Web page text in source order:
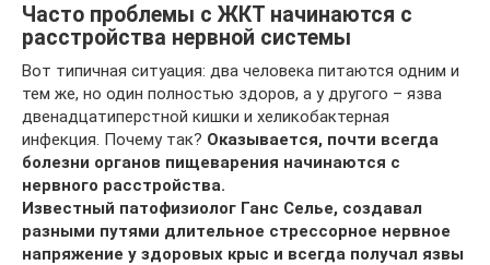
Часто проблемы с ЖКТ начинаются с
расстройства нервной системы
Вот типичная ситуация: два человека питаются одним и
тем же, но один полностью здоров, а у другого – язва
двенадцатиперстной кишки и хеликобактерная
инфекция. Почему так? Оказывается, почти всегда
болезни органов пищеварения начинаются с
нервного расстройства.
Известный патофизиолог Ганс Селье, создавал
разными путями длительное стрессорное нервное
напряжение у здоровых крыс и всегда получал язвы